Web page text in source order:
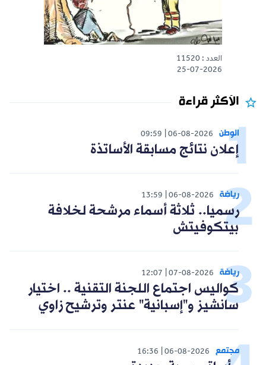
العدد : 11520
25-07-2026
الأكثر قراءة
الوطن 06-08-2026
09:59
إعلان نتائج مسابقة الأساتذة
رياضة 06-08-2026
13:59
رسميا.. ثلاثة أسماء مرشحة لخلافة
بيتكوفيتش
رياضة 07-08-2026
12:07
كواليس اجتماع اللجنة التقنية .. اختيار
سانشيز و"إسبانية" عنتر وترشيح زاوي
مجتمع 06-08-2026
16:36